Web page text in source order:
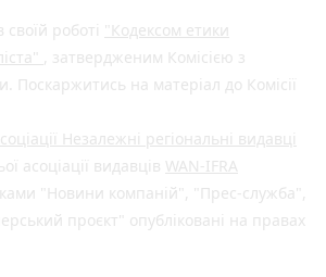
роботі "Кодексом етики
, затвердженим Комісією з
Поскаржитись на матеріал до Комісії
Незалежні регіональні видавці
асоціації видавців WAN-IFRA
"Новини компаній", "Прес-служба",
проєкт" опубліковані на правах